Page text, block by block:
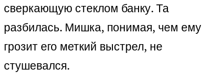
сверкающую стеклом банку. Та
разбилась. Мишка, понимая, чем ему
грозит его меткий выстрел, не
стушевался.